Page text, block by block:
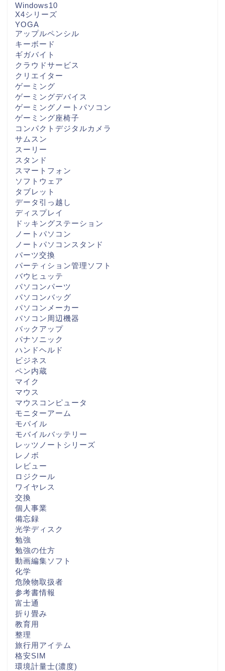
Windows10
X4シリーズ
YOGA
アップルペンシル
キーボード
ギガバイト
クラウドサービス
クリエイター
ゲーミング
ゲーミングデバイス
ゲーミングノートパソコン
ゲーミング座椅子
コンパクトデジタルカメラ
サムスン
スーリー
スタンド
スマートフォン
ソフトウェア
タブレット
データ引っ越し
ディスプレイ
ドッキングステーション
ノートパソコン
ノートパソコンスタンド
パーツ交換
パーティション管理ソフト
バウヒュッテ
パソコンパーツ
パソコンバッグ
パソコンメーカー
パソコン周辺機器
バックアップ
パナソニック
ハンドヘルド
ビジネス
ペン内蔵
マイク
マウス
マウスコンピュータ
モニターアーム
モバイル
モバイルバッテリー
レッツノートシリーズ
レノボ
レビュー
ロジクール
ワイヤレス
交換
個人事業
備忘録
光学ディスク
勉強
勉強の仕方
動画編集ソフト
化学
危険物取扱者
参考書情報
富士通
折り畳み
教育用
整理
旅行用アイテム
格安SIM
環境計量士(濃度)